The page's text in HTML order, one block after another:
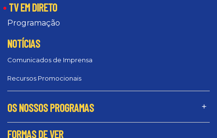
TV EM DIRETO
Programação
NOTÍCIAS
Comunicados de Imprensa
Recursos Promocionais
OS NOSSOS PROGRAMAS
FORMAS DE VER